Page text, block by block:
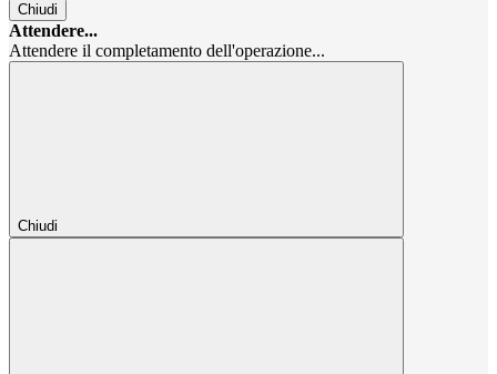
Chiudi
Attendere...
Attendere il completamento dell'operazione...
Chiudi